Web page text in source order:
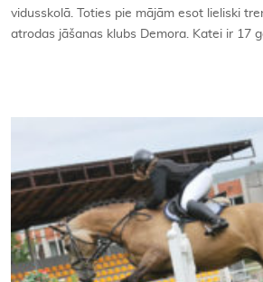
vidusskolā. Toties pie mājām esot lieliski
atrodas jāšanas klubs Demora. Katei ir 17